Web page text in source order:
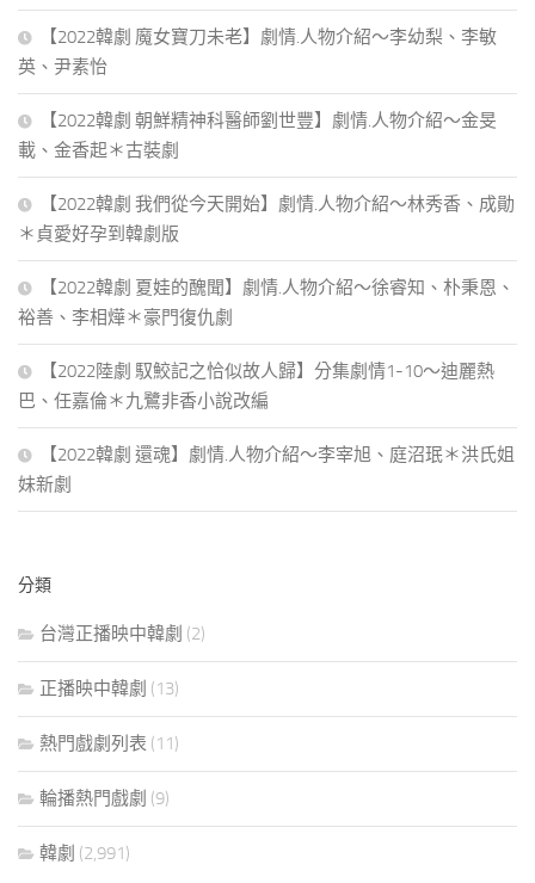
【2022韓劇 魔女寶刀未老】劇情.人物介紹～李幼梨、李敏
英、尹素怡
【2022韓劇 朝鮮精神科醫師劉世豐】劇情.人物介紹～金旻
載、金香起＊古裝劇
【2022韓劇 我們從今天開始】劇情.人物介紹～林秀香、成勛
＊貞愛好孕到韓劇版
【2022韓劇 夏娃的醜聞】劇情.人物介紹～徐睿知、朴秉恩、
裕善、李相燁＊豪門復仇劇
【2022陸劇 馭鮫記之恰似故人歸】分集劇情1-10～迪麗熱
巴、任嘉倫＊九鷺非香小說改編
【2022韓劇 還魂】劇情.人物介紹～李宰旭、庭沼珉＊洪氏姐
妹新劇
分類
台灣正播映中韓劇 (2)
正播映中韓劇 (13)
熱門戲劇列表 (11)
輪播熱門戲劇 (9)
韓劇 (2,991)